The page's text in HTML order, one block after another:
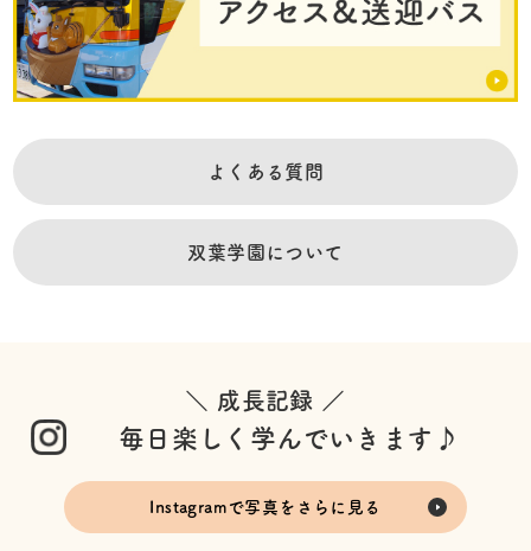
よくある質問
双葉学園について
＼ 成長記録 ／
毎日楽しく学んでいきます♪
Instagramで写真をさらに見る